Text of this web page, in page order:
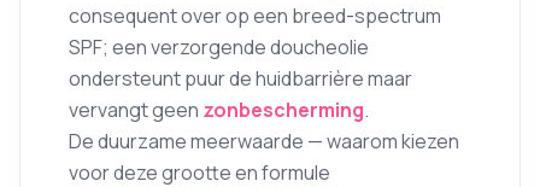
consequent over op een breed-spectrum
SPF; een verzorgende doucheolie
ondersteunt puur de huidbarrière maar
vervangt geen zonbescherming.
De duurzame meerwaarde — waarom kiezen
voor deze grootte en formule